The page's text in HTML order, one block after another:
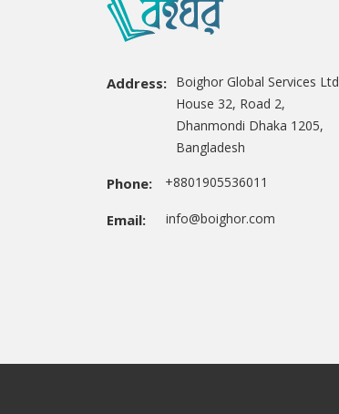
Address: Boighor Global Services Ltd
House 32, Road 2,
Dhanmondi Dhaka 1205,
Bangladesh
Phone: +8801905536011
Email: info@boighor.com